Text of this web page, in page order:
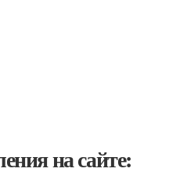
на сайте: